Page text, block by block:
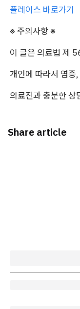
플레이스 바로가기
※ 주의사항 ※
이 글은 의료법 제
개인에 따라서 염증
의료진과 충분한 상
Share article